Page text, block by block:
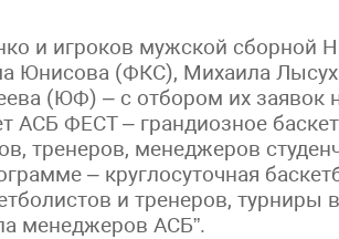
и игроков мужской сборной
Юнисова (ФКС), Михаила
(ЮФ) – с отбором их заявок
ФЕСТ – грандиозное
тренеров, менеджеров
– круглосуточная
и тренеров, турниры в
менеджеров АСБ”.